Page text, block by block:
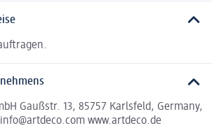
Gaußstr. 13, 85757 Karlsfeld, Germany,
www.artdeco.de